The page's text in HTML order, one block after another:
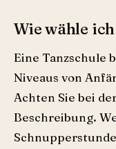
Wie wähle
Eine Tanzschule
Niveaus von
Achten Sie bei
Beschreibung.